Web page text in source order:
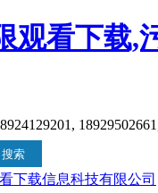
观看下载,
18924129201,
搜索